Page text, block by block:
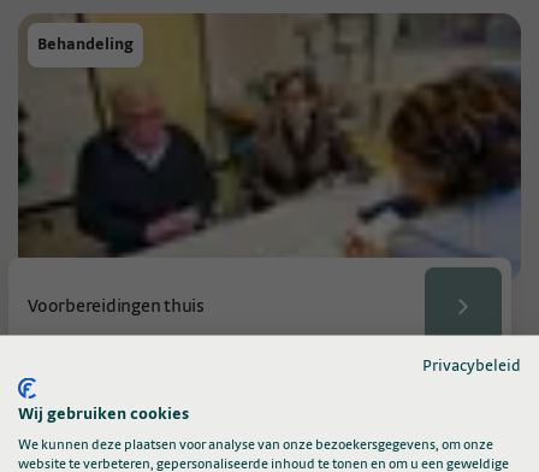
Voorbereidingen thuis
Behandeling
Behandeling
Privacybeleid
Wij gebruiken cookies
We kunnen deze plaatsen voor analyse van onze bezoekersgegevens, om onze
website te verbeteren, gepersonaliseerde inhoud te tonen en om u een geweldige